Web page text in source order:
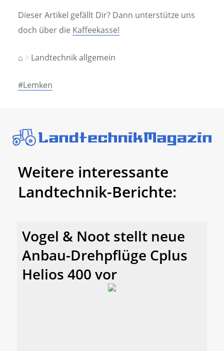
Dieser Artikel gefällt Dir? Dann unterstütze uns
doch über die Kaffeekasse!
⌂ Landtechnik allgemein
#Lemken
Weitere interessante
Landtechnik-Berichte:
Vogel & Noot stellt neue
Anbau-Drehpflüge Cplus
Helios 400 vor